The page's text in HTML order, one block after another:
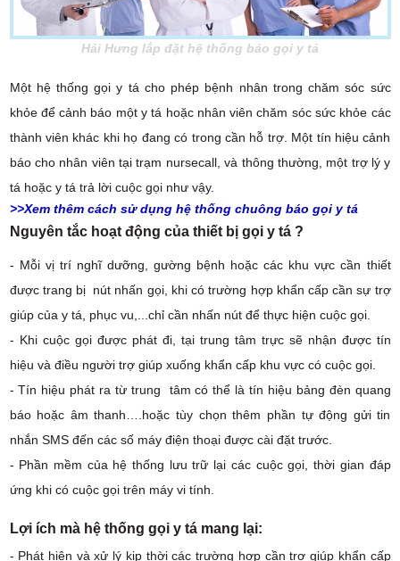
Hải Hưng lắp đặt hệ thống báo gọi y tá
Một hệ thống gọi y tá cho phép bệnh nhân trong chăm sóc sức
khỏe để cảnh báo một y tá hoặc nhân viên chăm sóc sức khỏe các
thành viên khác khi họ đang có trong cần hỗ trợ. Một tín hiệu cảnh
báo cho nhân viên tại trạm nursecall, và thông thường, một trợ lý y
tá hoặc y tá trả lời cuộc gọi như vậy.
>>Xem thêm cách sử dụng hệ thống chuông báo gọi y tá
Nguyên tắc hoạt động của thiết bị gọi y tá ?
- Mỗi vị trí nghĩ dưỡng, gường bệnh hoặc các khu vực cần thiết
được trang bị nút nhấn gọi, khi có trường hợp khẩn cấp cần sự trợ
giúp của y tá, phục vu,...chỉ cần nhấn nút để thực hiện cuộc gọi.
- Khi cuộc gọi được phát đi, tại trung tâm trực sẽ nhận được tín
hiệu và điều người trợ giúp xuống khẩn cấp khu vực có cuộc gọi.
- Tín hiệu phát ra từ trung tâm có thể là tín hiệu bảng đèn quang
báo hoặc âm thanh….hoặc tùy chọn thêm phần tự động gửi tin
nhắn SMS đến các số máy điện thoại được cài đặt trước.
- Phần mềm của hệ thống lưu trữ lại các cuộc gọi, thời gian đáp
ứng khi có cuộc gọi trên máy vi tính.
Lợi ích mà hệ thống gọi y tá mang lại:
- Phát hiện và xử lý kịp thời các trường hợp cần trợ giúp khẩn cấp